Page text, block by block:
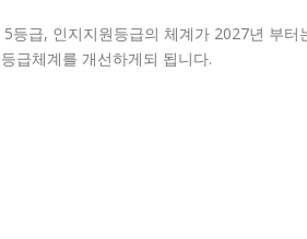
등급, 인지지원등급의 체계가 2027년 부
급체계를 개선하게되 됩니다.